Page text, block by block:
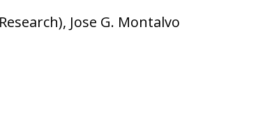
Jose G. Montalvo